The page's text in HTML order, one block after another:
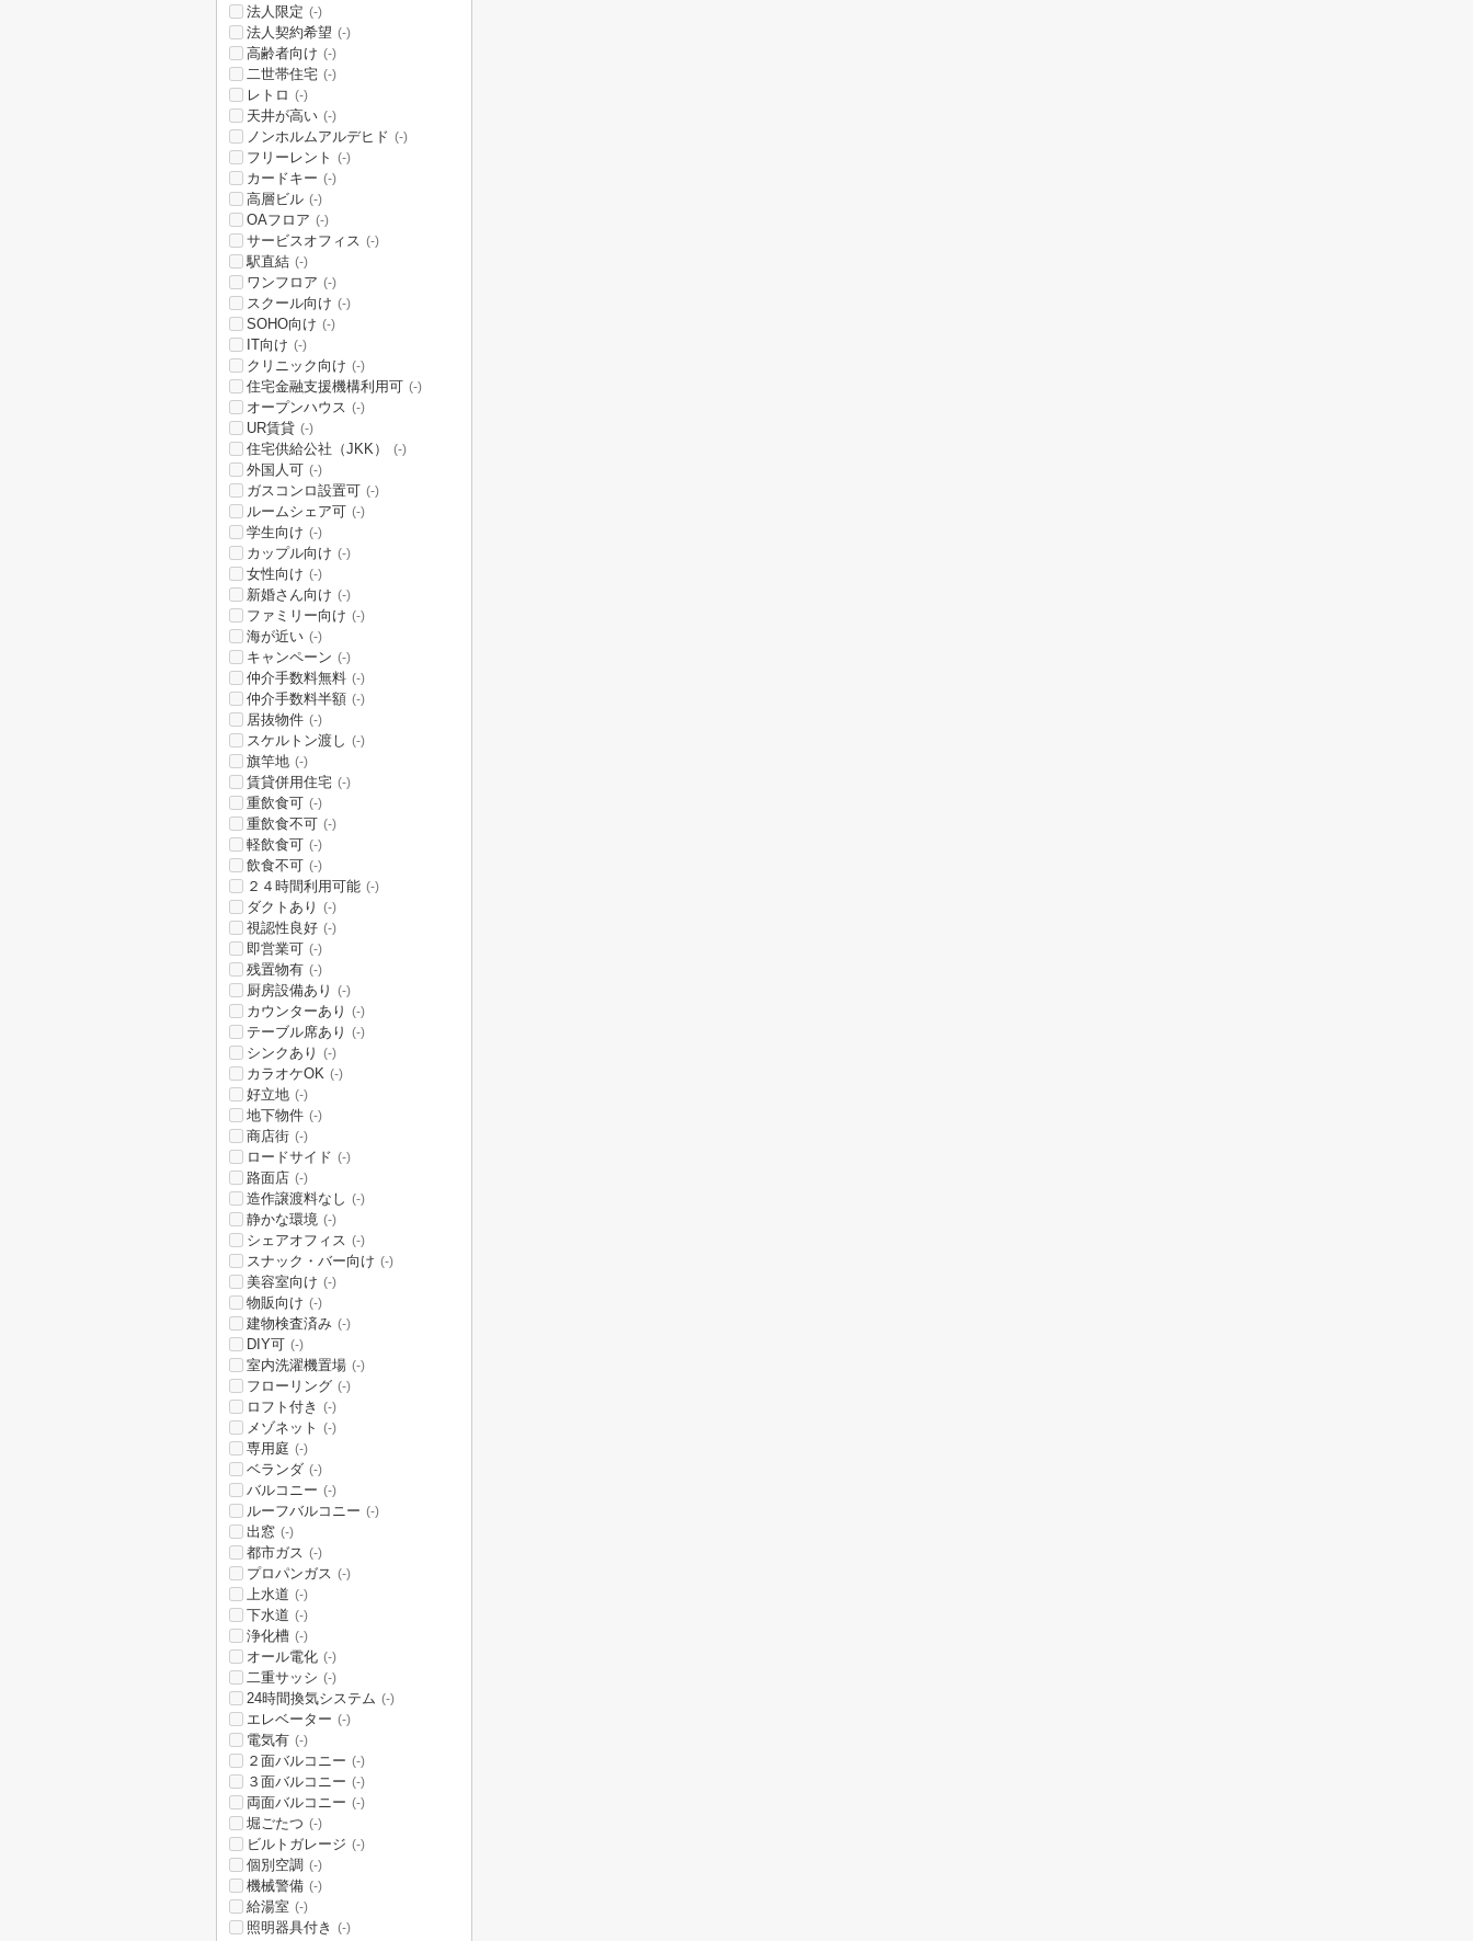
法人限定 (-)
法人契約希望 (-)
高齢者向け (-)
二世帯住宅 (-)
レトロ (-)
天井が高い (-)
ノンホルムアルデヒド (-)
フリーレント (-)
カードキー (-)
高層ビル (-)
OAフロア (-)
サービスオフィス (-)
駅直結 (-)
ワンフロア (-)
スクール向け (-)
SOHO向け (-)
IT向け (-)
クリニック向け (-)
住宅金融支援機構利用可 (-)
オープンハウス (-)
UR賃貸 (-)
住宅供給公社（JKK） (-)
外国人可 (-)
ガスコンロ設置可 (-)
ルームシェア可 (-)
学生向け (-)
カップル向け (-)
女性向け (-)
新婚さん向け (-)
ファミリー向け (-)
海が近い (-)
キャンペーン (-)
仲介手数料無料 (-)
仲介手数料半額 (-)
居抜物件 (-)
スケルトン渡し (-)
旗竿地 (-)
賃貸併用住宅 (-)
重飲食可 (-)
重飲食不可 (-)
軽飲食可 (-)
飲食不可 (-)
２４時間利用可能 (-)
ダクトあり (-)
視認性良好 (-)
即営業可 (-)
残置物有 (-)
厨房設備あり (-)
カウンターあり (-)
テーブル席あり (-)
シンクあり (-)
カラオケOK (-)
好立地 (-)
地下物件 (-)
商店街 (-)
ロードサイド (-)
路面店 (-)
造作譲渡料なし (-)
静かな環境 (-)
シェアオフィス (-)
スナック・バー向け (-)
美容室向け (-)
物販向け (-)
建物検査済み (-)
DIY可 (-)
室内洗濯機置場 (-)
フローリング (-)
ロフト付き (-)
メゾネット (-)
専用庭 (-)
ベランダ (-)
バルコニー (-)
ルーフバルコニー (-)
出窓 (-)
都市ガス (-)
プロパンガス (-)
上水道 (-)
下水道 (-)
浄化槽 (-)
オール電化 (-)
二重サッシ (-)
24時間換気システム (-)
エレベーター (-)
電気有 (-)
２面バルコニー (-)
３面バルコニー (-)
両面バルコニー (-)
堀ごたつ (-)
ビルトガレージ (-)
個別空調 (-)
機械警備 (-)
給湯室 (-)
照明器具付き (-)